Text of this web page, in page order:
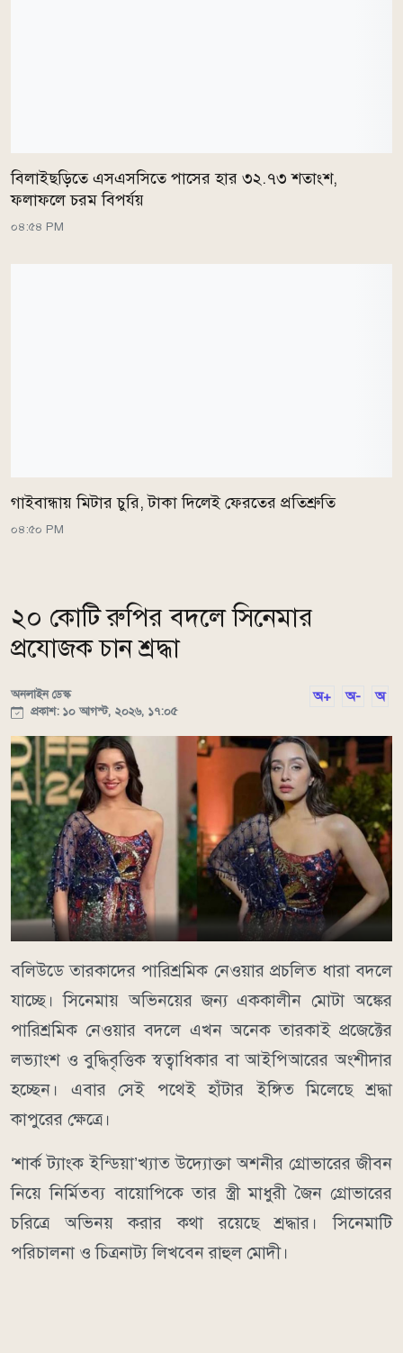
বিলাইছড়িতে এসএসসিতে পাসের হার ৩২.৭৩ শতাংশ,
ফলাফলে চরম বিপর্যয়
০৪:৫৪ PM
গাইবান্ধায় মিটার চুরি, টাকা দিলেই ফেরতের প্রতিশ্রুতি
০৪:৫০ PM
২০ কোটি রুপির বদলে সিনেমার
প্রযোজক চান শ্রদ্ধা
অনলাইন ডেস্ক
প্রকাশ: ১০ আগস্ট, ২০২৬, ১৭:০৫
অ+ অ- অ
বলিউডে তারকাদের পারিশ্রমিক নেওয়ার প্রচলিত ধারা বদলে
যাচ্ছে। সিনেমায় অভিনয়ের জন্য এককালীন মোটা অঙ্কের
পারিশ্রমিক নেওয়ার বদলে এখন অনেক তারকাই প্রজেক্টের
লভ্যাংশ ও বুদ্ধিবৃত্তিক স্বত্বাধিকার বা আইপিআরের অংশীদার
হচ্ছেন। এবার সেই পথেই হাঁটার ইঙ্গিত মিলেছে শ্রদ্ধা
কাপুরের ক্ষেত্রে।
‘শার্ক ট্যাংক ইন্ডিয়া’খ্যাত উদ্যোক্তা অশনীর গ্রোভারের জীবন
নিয়ে নির্মিতব্য বায়োপিকে তার স্ত্রী মাধুরী জৈন গ্রোভারের
চরিত্রে অভিনয় করার কথা রয়েছে শ্রদ্ধার। সিনেমাটি
পরিচালনা ও চিত্রনাট্য লিখবেন রাহুল মোদী।